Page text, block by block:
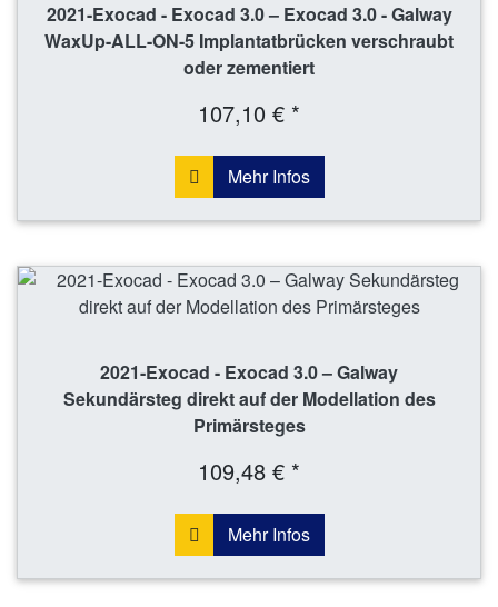
2021-Exocad - Exocad 3.0 – Exocad 3.0 - Galway
WaxUp-ALL-ON-5 Implantatbrücken verschraubt
oder zementiert
107,10 € *
Mehr Infos
2021-Exocad - Exocad 3.0 – Galway
Sekundärsteg direkt auf der Modellation des
Primärsteges
109,48 € *
Mehr Infos